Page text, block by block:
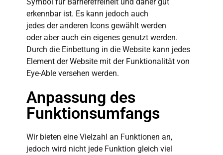
erkennbar ist. Es kann jedoch auch
jedes deranderen Iconsgewählt werden
oderaber auch ein eigenes genutzt werden.
Durch die Einbettung in die Website kann jedes
Element derWebsite mit der Funktionalität von
Eye-Able versehen werden.
Anpassung des
Funktionsumfangs
Wir bieten eine Vielzahl an Funktionen an,
jedoch wird nicht jede Funktion gleich viel